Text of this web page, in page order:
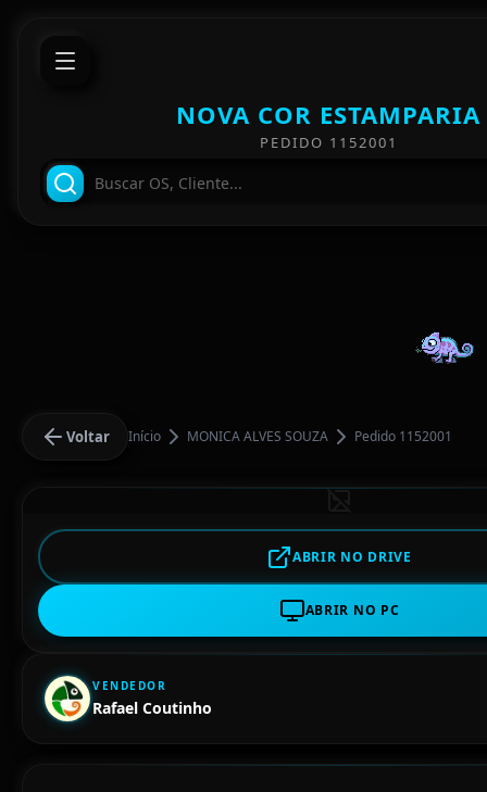
NOVA COR ESTAMPARIA
PEDIDO 1152001
Voltar Início MONICA ALVES SOUZA Pedido 1152001
ABRIR NO DRIVE
ABRIR NO PC
VENDEDOR
Rafael Coutinho